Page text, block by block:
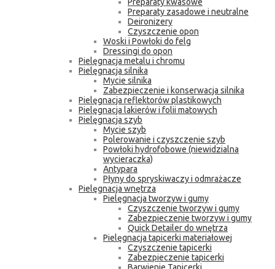
Preparaty zasadowe i neutralne
Deironizery
Czyszczenie opon
Woski i Powłoki do felg
Dressingi do opon
Pielęgnacja metalu i chromu
Pielęgnacja silnika
Mycie silnika
Zabezpieczenie i konserwacja silnika
Pielęgnacja reflektorów plastikowych
Pielęgnacja lakierów i folii matowych
Pielęgnacja szyb
Mycie szyb
Polerowanie i czyszczenie szyb
Powłoki hydrofobowe (niewidzialna
wycieraczka)
Antypara
Płyny do spryskiwaczy i odmrażacze
Pielęgnacja wnętrza
Pielęgnacja tworzyw i gumy
Czyszczenie tworzyw i gumy
Zabezpieczenie tworzyw i gumy
Quick Detailer do wnętrza
Pielęgnacja tapicerki materiałowej
Czyszczenie tapicerki
Zabezpieczenie tapicerki